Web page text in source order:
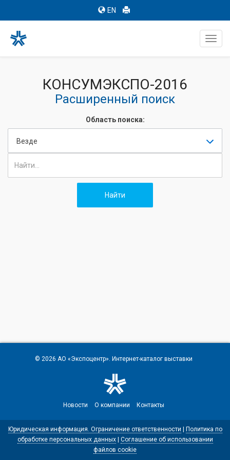
EN
КОНСУМЭКСПО-2016
Расширенный поиск
Область поиска:
Везде
© 2026 АО «Экспоцентр». Интернет-каталог выставки
Новости О компании Контакты
Юридическая информация. Ограничение ответственности
Политика по
обработке персональных данных| Соглашение об использовании
файлов cookie